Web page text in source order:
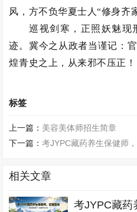
风，方不负华夏士人“修身齐
巡视剑寒，正照妖魅现
迹。冀今之从政者当谨记：
煌青史之上，从来邪不压正！
标签
上一篇： 美容美体师招生简章
下一篇：考JYPC藏药养生保健师
相关文章
考JYPC藏药